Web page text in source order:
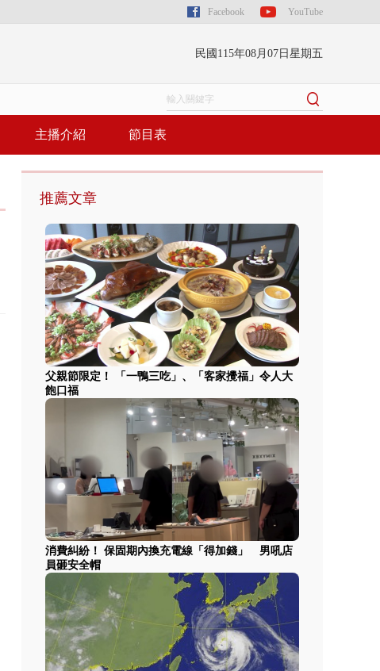
Facebook YouTube
民國115年08月07日星期五
主播介紹 節目表
推薦文章
父親節限定！ 「一鴨三吃」、「客家攪福」令人大
飽口福
消費糾紛！ 保固期內換充電線「得加錢」 男吼店
員砸安全帽